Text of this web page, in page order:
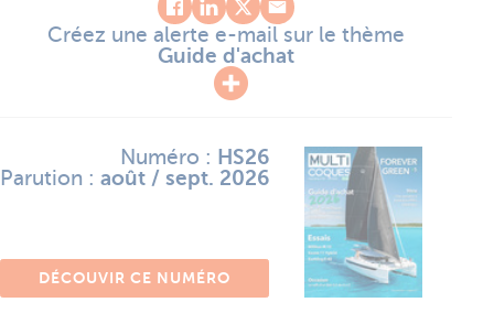
Créez une alerte e-mail sur le thème
Guide d'achat
Numéro : HS26
Parution : août / sept. 2026
DÉCOUVIR CE NUMÉRO